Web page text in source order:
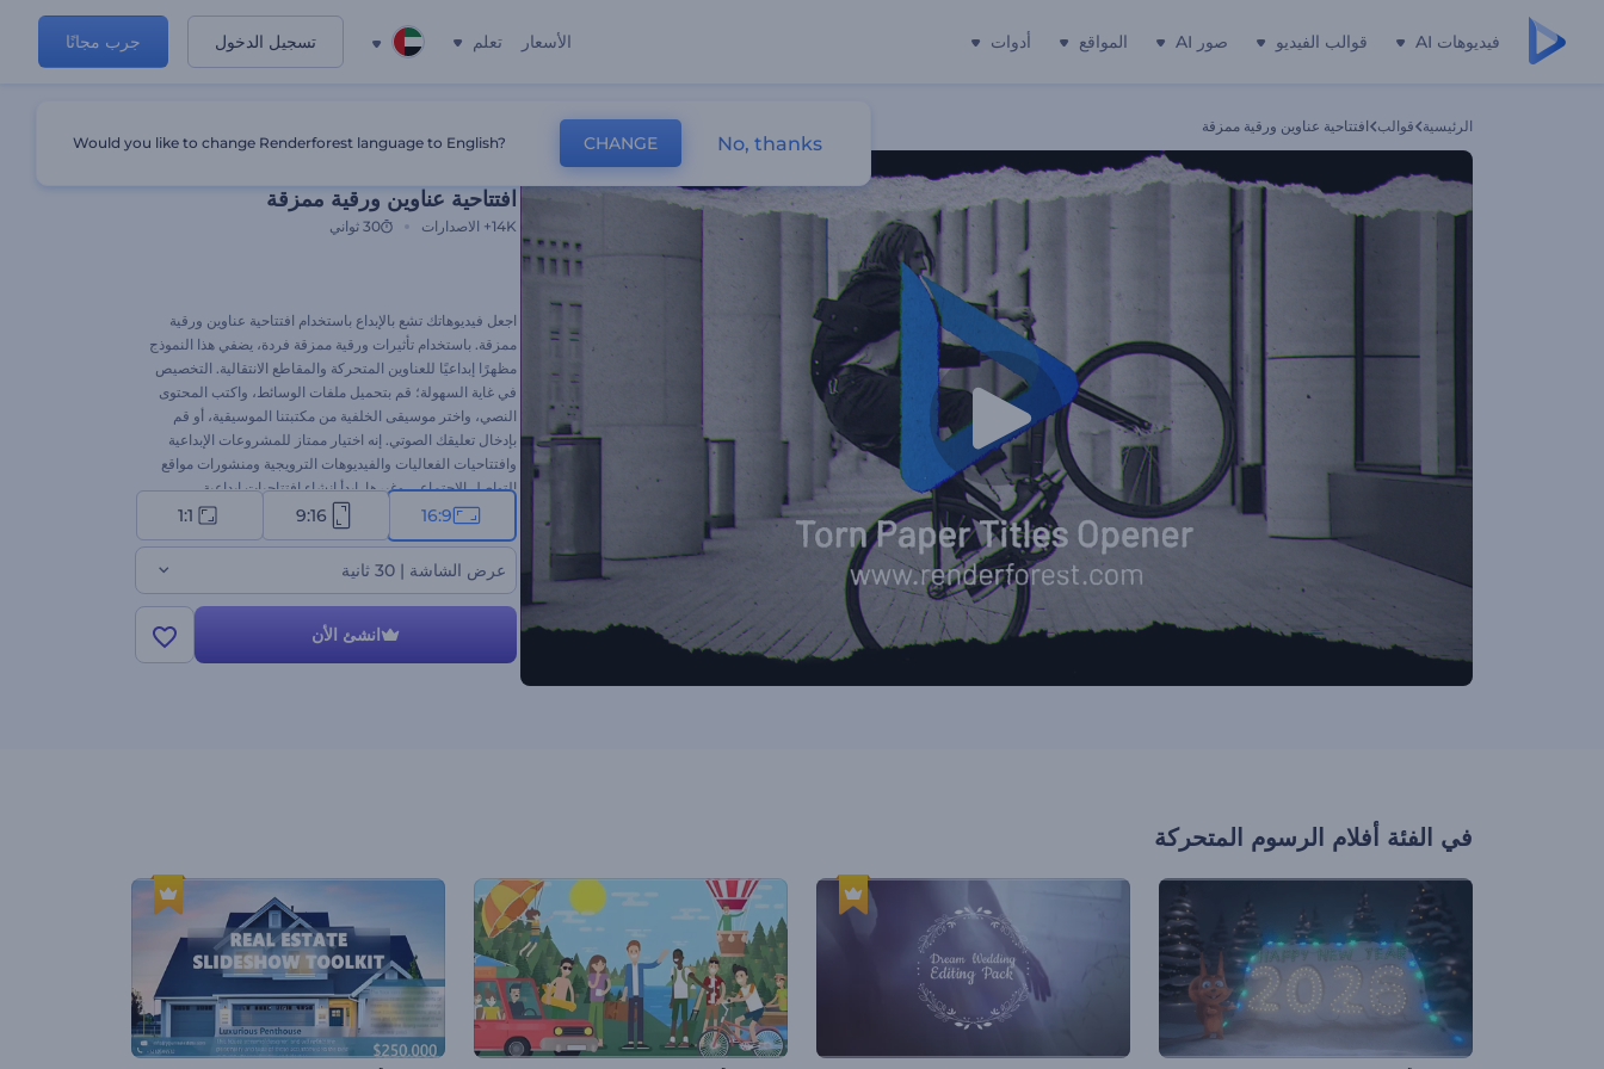
فيديوهات AI قوالب الفيديو صور AI المواقع أدوات الأسعار تعلم تسجيل الدخول جرب مجانًا
الرئيسية قوالب افتتاحية عناوين ورقية ممزقة
افتتاحية عناوين ورقية ممزقة
14K+ الاصدارات 30 ثواني
اجعل فيديوهاتك تشع بالإبداع باستخدام افتتاحية عناوين ورقية
ممزقة. باستخدام تأثيرات ورقية ممزقة فردة، يضفي هذا النموذج
مظهرًا إبداعيًا للعناوين المتحركة والمقاطع الانتقالية. التخصيص
في غاية السهولة؛ قم بتحميل ملفات الوسائط، واكتب المحتوى
النصي، واختر موسيقى الخلفية من مكتبتنا الموسيقية، أو قم
بإدخال تعليقك الصوتي. إنه اختيار ممتاز للمشروعات الإبداعية
وافتتاحيات الفعاليات والفيديوهات الترويجية ومنشورات مواقع
التواصل الاجتماعي وغيرها. ابدأ إنشاء افتتاحيات إبداعية
باستخدام افتتاحية العناوين الورقية الممزقة الآن!
16:9
9:16
1:1
عرض الشاشة | 30 ثانية
انشئ الأن
في الفئة أفلام الرسوم المتحركة
Would you like to change Renderforest language to English? CHANGE No, thanks